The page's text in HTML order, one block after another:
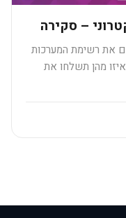
– סקירה
את רשימת המערכות
מהן תשלחו את